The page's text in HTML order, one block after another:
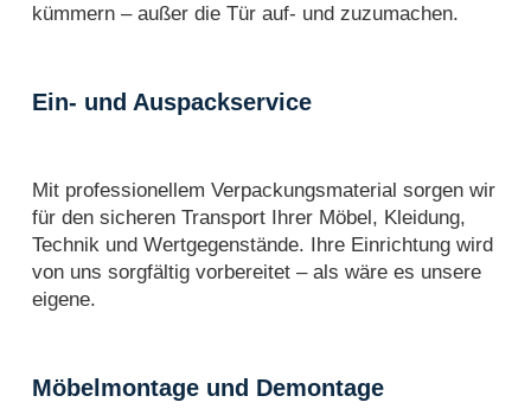
kümmern – außer die Tür auf- und zuzumachen.
Ein- und Auspackservice
Mit professionellem Verpackungsmaterial sorgen wir
für den sicheren Transport Ihrer Möbel, Kleidung,
Technik und Wertgegenstände. Ihre Einrichtung wird
von uns sorgfältig vorbereitet – als wäre es unsere
eigene.
Möbelmontage und Demontage